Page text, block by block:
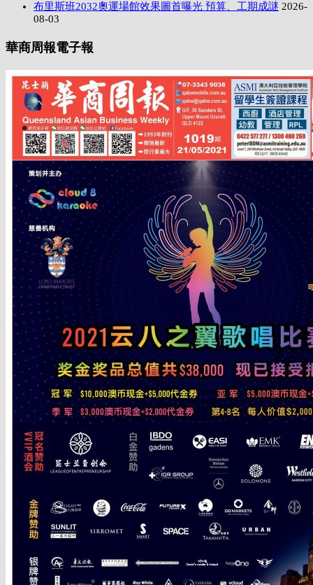
布里斯班2032奧運場館效果圖首曝光 預算、工期成謎 2026-
08-03
華商周報電子報